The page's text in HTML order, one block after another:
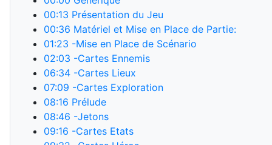
00:13 Présentation du Jeu
00:36 Matériel et Mise en Place de Partie:
01:23 -Mise en Place de Scénario
02:03 -Cartes Ennemis
06:34 -Cartes Lieux
07:09 -Cartes Exploration
08:16 Prélude
08:46 -Jetons
09:16 -Cartes Etats